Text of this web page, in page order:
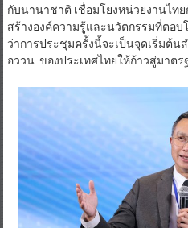
กับนานาชาติ เชื่อมโยงหน่วยงานไท
สร้างองค์ความรู้และนวัตกรรมที่ตอ
ว่าการประชุมครั้งนี้จะเป็นจุดเริ่มต้
อววน. ของประเทศไทยให้ก้าวสู่มาต